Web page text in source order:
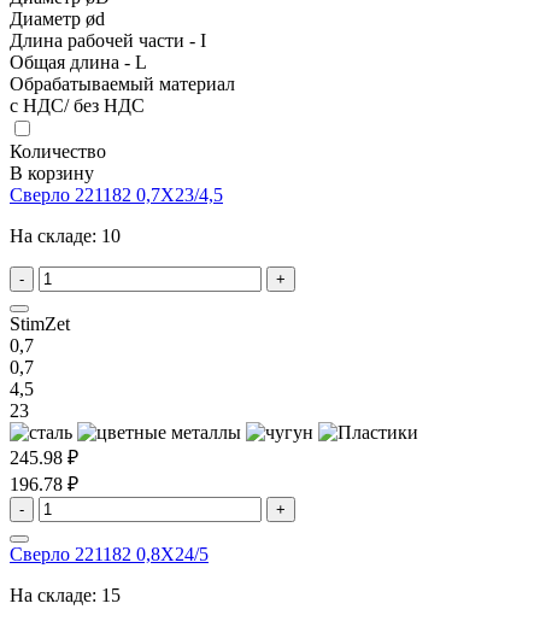
Диаметр ød
Длина рабочей части - I
Общая длина - L
Обрабатываемый материал
с НДС/ без НДС
Количество
В корзину
Сверло 221182 0,7X23/4,5
На складе: 10
- +
StimZet
0,7
0,7
4,5
23
245.98 ₽
196.78 ₽
- +
Сверло 221182 0,8X24/5
На складе: 15